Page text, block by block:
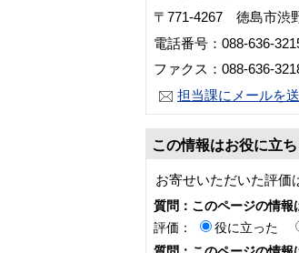
〒771-4267 徳島市渋
電話番号：088-636-
ファクス：088-636-
担当課にメールを
この情報はお役に立
お寄せいただいた評価
質問：このページの情報
評価：
役に立った